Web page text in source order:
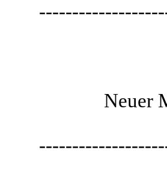
Neuer